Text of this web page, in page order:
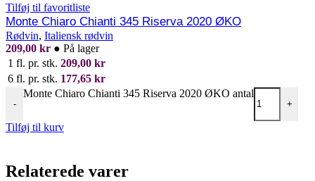
Tilføj til favoritliste
Monte Chiaro Chianti 345 Riserva 2020 ØKO
Rødvin, Italiensk rødvin
209,00 kr ● På lager
1 fl. pr. stk. 209,00 kr
6 fl. pr. stk. 177,65 kr
-
Monte Chiaro Chianti 345 Riserva 2020 ØKO antal
+
Tilføj til kurv
Relaterede varer